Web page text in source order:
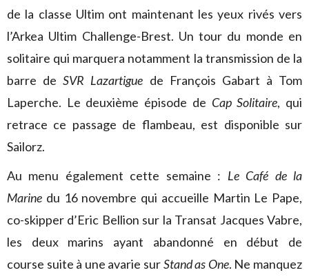
de la classe Ultim ont maintenant les yeux rivés vers
l’Arkea Ultim Challenge-Brest. Un tour du monde en
solitaire qui marquera notamment la transmission de la
barre deSVR Lazartigue de François Gabart à Tom
Laperche. Le deuxième épisode de Cap Solitaire, qui
retrace ce passage de flambeau, est disponible sur
Sailorz.
Au menu également cette semaine : Le Café de la
Marine du 16 novembre qui accueille Martin Le Pape,
co-skipper d’Eric Bellion sur la Transat Jacques Vabre,
les deux marins ayant abandonné en début de
course suite à une avarie surStand as One. Ne manquez